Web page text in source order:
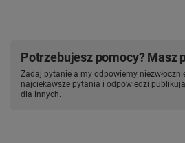
Potrzebujesz pomocy? Masz
Zadaj pytanie a my odpowiemy
najciekawsze pytania i odpowiedzi
dla innych.